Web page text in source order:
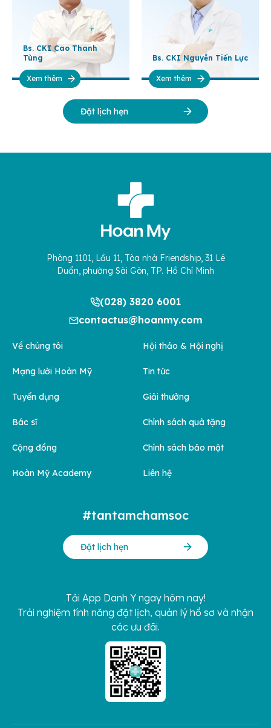
Bs. CKI Cao Thanh
Tùng
Xem thêm
Bs. CKI Nguyễn Tiến Lực
Xem thêm
Đặt lịch hẹn
Phòng 1101, Lầu 11, Tòa nhà Friendship, 31 Lê
Duẩn, phường Sài Gòn, TP. Hồ Chí Minh
(028) 3820 6001
contactus@hoanmy.com
Về chúng tôi
Mạng lưới Hoàn Mỹ
Tuyển dụng
Bác sĩ
Cộng đồng
Hoàn Mỹ Academy
Hội thảo & Hội nghị
Tin tức
Giải thưởng
Chính sách quà tặng
Chính sách bảo mật
Liên hệ
#tantamchamsoc
Đặt lịch hẹn
Tải App Danh Y ngay hôm nay!
Trải nghiệm tính năng đặt lịch, quản lý hồ sơ và nhận
các ưu đãi.